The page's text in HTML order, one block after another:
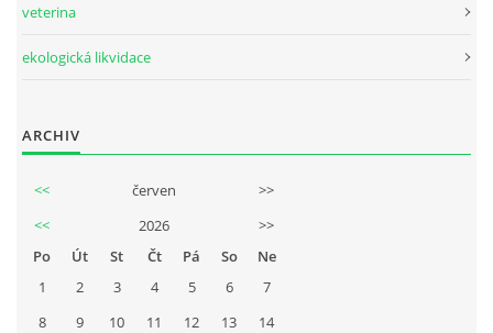
veterina
ekologická likvidace
ARCHIV
<< červen
>>
<<
2026
>>
Po
Út St Čt Pá So
Ne
1
2 3 4 5 6
7
8
9 10 11 12 13
14